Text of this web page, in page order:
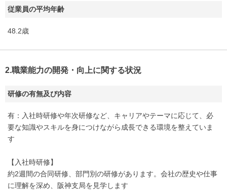
従業員の平均年齢
48.2歳
2.職業能力の開発・向上に関する状況
研修の有無及び内容
有：入社時研修や年次研修など、キャリアやテーマに応じて、必
要な知識やスキルを身につけながら成長できる環境を整えていま
す
【入社時研修】
約2週間の合同研修、部門別の研修があります。会社の歴史や仕事
に理解を深め、阪神支局を見学します